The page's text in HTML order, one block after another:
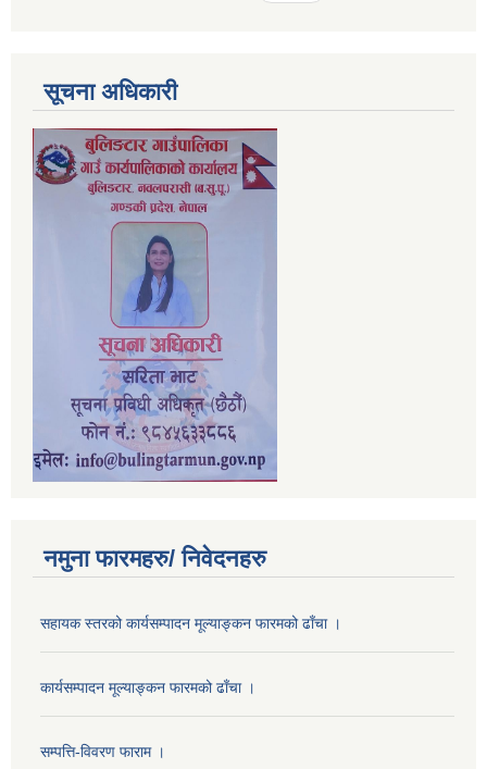
सूचना अधिकारी
नमुना फारमहरु/ निवेदनहरु
सहायक स्तरको कार्यसम्पादन मूल्याङ्कन फारमको ढाँचा ।
कार्यसम्पादन मूल्याङ्कन फारमको ढाँचा ।
सम्पत्ति-विवरण फाराम ।